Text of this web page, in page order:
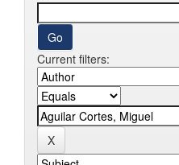
Current filters: